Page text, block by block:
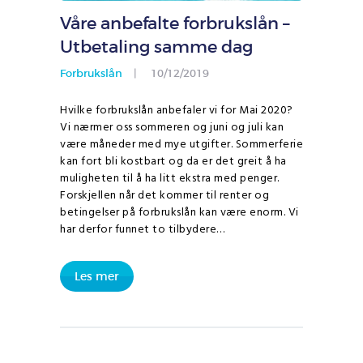
Våre anbefalte forbrukslån –
Utbetaling samme dag
Forbrukslån 10/12/2019
Hvilke forbrukslån anbefaler vi for Mai 2020?
Vi nærmer oss sommeren og juni og juli kan
være måneder med mye utgifter. Sommerferie
kan fort bli kostbart og da er det greit å ha
muligheten til å ha litt ekstra med penger.
Forskjellen når det kommer til renter og
betingelser på forbrukslån kan være enorm. Vi
har derfor funnet to tilbydere…
Les mer